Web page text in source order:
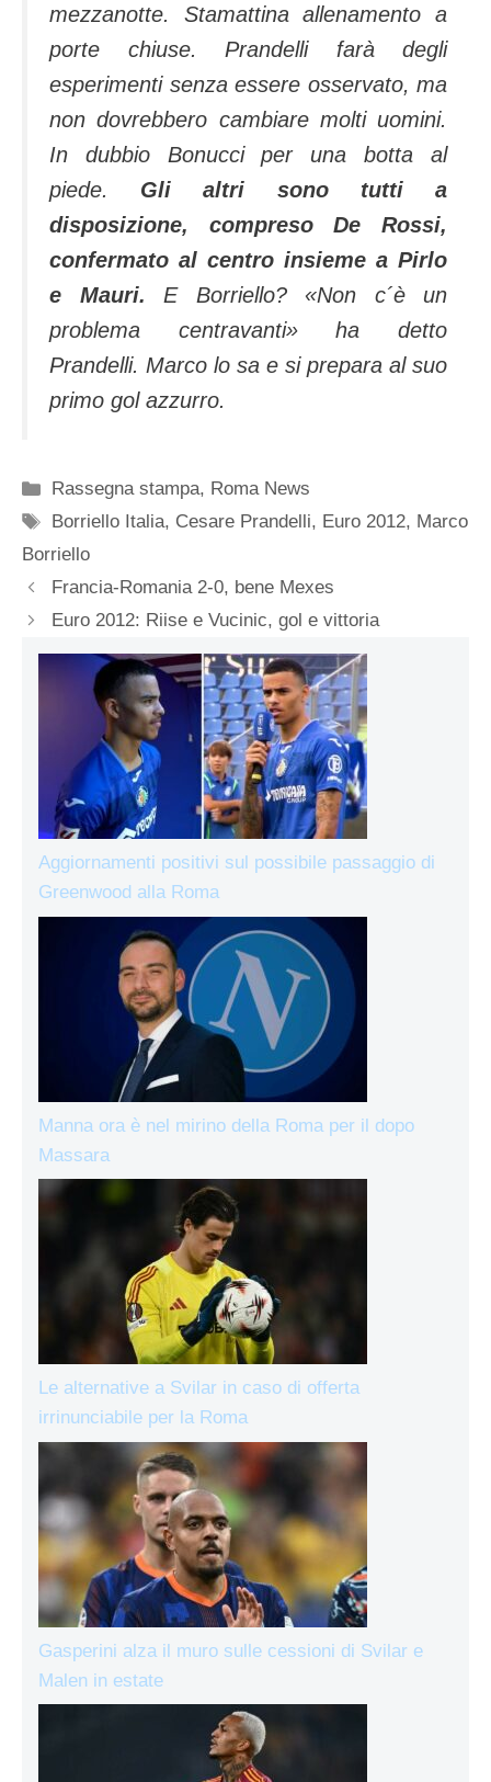
mezzanotte. Stamattina allenamento a
porte chiuse. Prandelli farà degli
esperimenti senza essere osservato, ma
non dovrebbero cambiare molti uomini.
In dubbio Bonucci per una botta al
piede.
Gli altri sono tutti a
disposizione, compreso De Rossi,
confermato al centro insieme a Pirlo
e Mauri. E Borriello? «Non c´è un
problema centravanti» ha detto
Prandelli. Marco lo sa e si prepara al suo
primo gol azzurro.
Categorie
Rassegna stampa, Roma News
Tag
Borriello Italia, Cesare Prandelli, Euro 2012, Marco
Borriello
Francia-Romania 2-0, bene Mexes
Euro 2012: Riise e Vucinic, gol e vittoria
Aggiornamenti positivi sul possibile passaggio di
Greenwood alla Roma
Manna ora è nel mirino della Roma per il dopo
Massara
Le alternative a Svilar in caso di offerta
irrinunciabile per la Roma
Gasperini alza il muro sulle cessioni di Svilar e
Malen in estate